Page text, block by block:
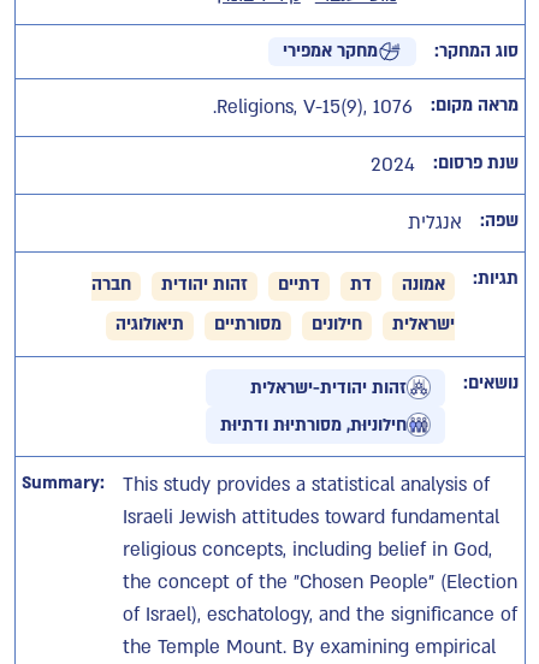
סוג המחקר: מחקר אמפירי
מראה מקום: Religions, V-15(9), 1076.
שנת פרסום: 2024
שפה: אנגלית
תגיות: אמונה דת דתיים זהות יהודית
חברה
ישראלית
חילונים מסורתיים תיאולוגיה
נושאים:
זהות יהודית-ישראלית
חילוניוּת, מסורתיוּת ודתיוּת
Summary:
This study provides a statistical analysis of
Israeli Jewish attitudes toward fundamental
religious concepts, including belief in God,
the concept of the "Chosen People" (Election
of Israel), eschatology, and the significance of
the Temple Mount. By examining empirical